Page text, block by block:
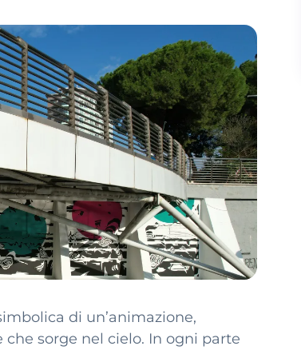
di un’animazione,
sorge nel cielo. In ogni parte